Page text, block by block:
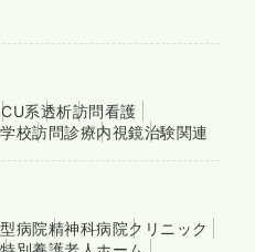
系透析訪問看護
校訪問診療内視鏡治験関連
病院精神科病院クリニック